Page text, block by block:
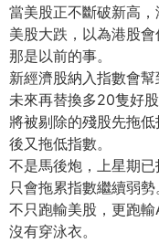
當美股正不斷破新高
美股大跌，以為港股會
那是以前的事。
新經濟股納入指數會幫
未來再替換多20隻好
將被剔除的殘股先拖
後又拖低指數。
不是馬後炮，上星期
只會拖累指數繼續弱勢
不只跑輸美股，更跑
沒有穿泳衣。